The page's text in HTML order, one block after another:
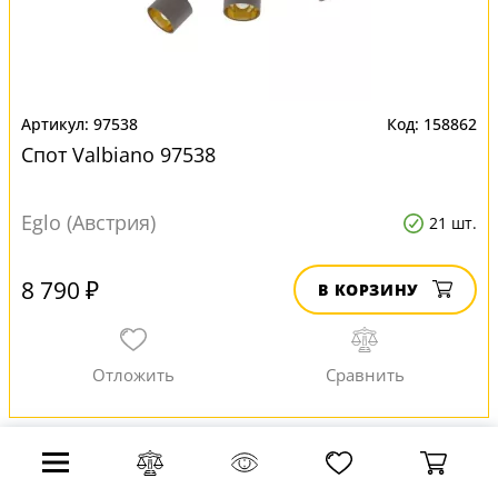
97538 158862
Спот Valbiano 97538
Eglo (Австрия) 21 шт.
8 790 ₽ В КОРЗИНУ